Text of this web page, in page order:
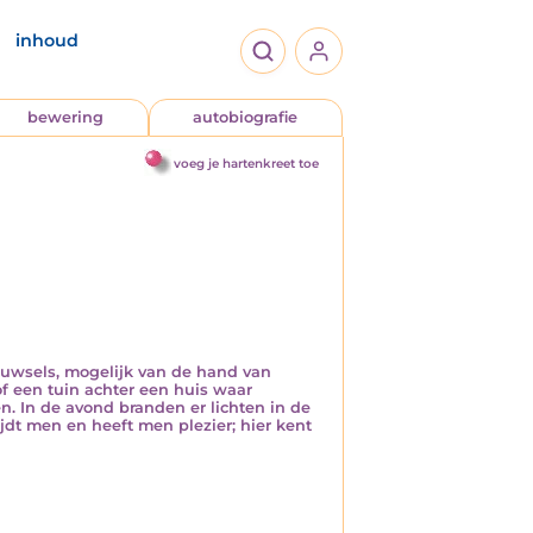
inhoud
bewering autobiografie
voeg je hartenkreet toe
mogelijk van de hand van
een tuin achter een huis waar
In de avond branden er lichten in de
men en heeft men plezier; hier kent